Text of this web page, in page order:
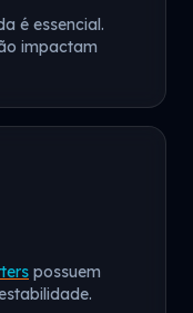
é essencial.
impactam
possuem